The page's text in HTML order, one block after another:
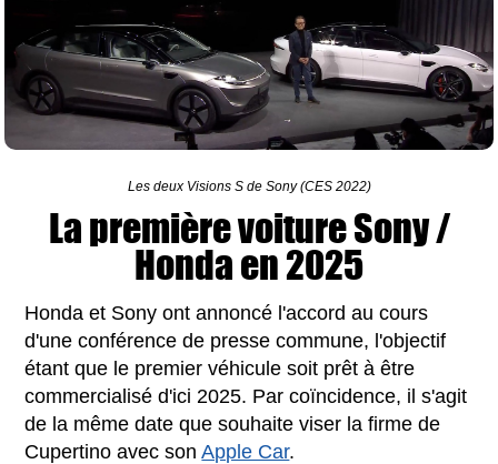
Les deux Visions S de Sony (CES 2022)
La première voiture Sony /
Honda en 2025
Honda et Sony ont annoncé l'accord au cours
d'une conférence de presse commune, l'objectif
étant que le premier véhicule soit prêt à être
commercialisé d'ici 2025. Par coïncidence, il s'agit
de la même date que souhaite viser la firme de
Cupertino avec sonApple Car.